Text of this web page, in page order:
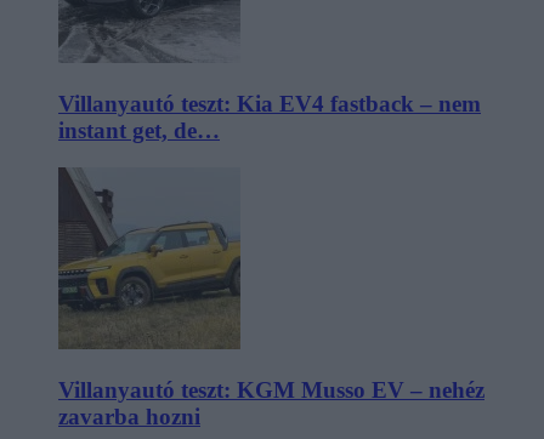
Villanyautó teszt: Kia EV4 fastback – nem
instant get, de…
Villanyautó teszt: KGM Musso EV – nehéz
zavarba hozni